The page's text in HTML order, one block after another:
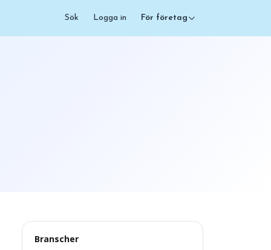
Sök Logga in För företag
Branscher